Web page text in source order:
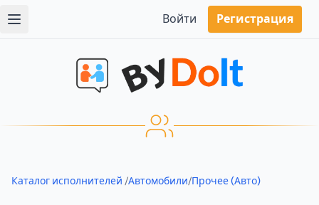
Войти Регистрация
Каталог исполнителей /Автомобили/Прочее (Авто)